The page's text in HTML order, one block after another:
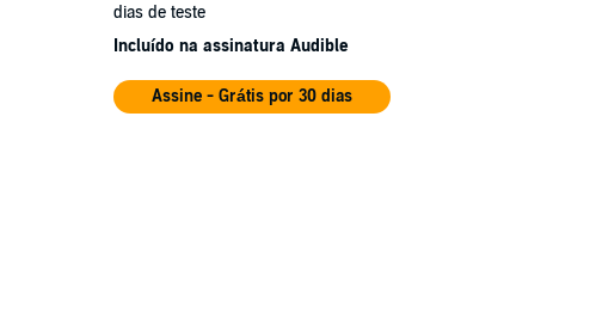
dias de teste
Incluído na assinatura Audible
Assine - Grátis por 30 dias